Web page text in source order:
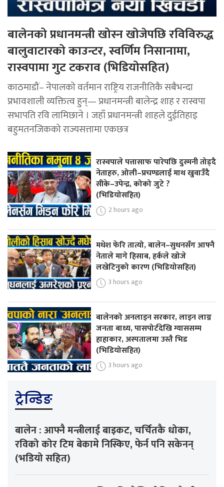
बालेनको प्रधानमन्त्री खोस्न खोजेपछि रविविरुद्ध
बालुवाटारको काउन्टर, स्वर्णिम निसानामा,
रास्वपामा गुट टकराव (भिडियोसहित)
काठमाडौं– नेपालको वर्तमान राष्ट्रिय राजनीतिकै सबैभन्दा
प्रभावशाली व्यक्तित्व हुन्— प्रधानमन्त्री बालेन्द्र शाह र रास्वपा
सभापति रवि लामिछाने । जहाँ प्रधानमन्त्री शाहले दुईतिहाइ
बहुमतनजिकको राज्यसत्तामा एकछत्र
रास्वपाले पत्तासाफ पारेपछि दुस्मनी तोड्दै
नेताहरु, ओली–प्रचण्डलाई माथ खुवाउँदै
सीके–उपेन्द्र, कोको जुटे ?
(भिडियोसहित)
2 hours ago
मधेश फेरि तात्यो, बालेन–सुधनसँग आफ्नै
नेताले मागे हिसाब, हर्कले खोजे
लखेटिनुको कारण (भिडियोसहित)
3 hours ago
बालेनको अनलाइन सरकार, लाइन लाग्न
जनता बाध्य, पासपोर्टदेखि ग्याससम्म
हाहाकार, अस्पतालमा उस्तै भिड
(भिडियोसहित)
3 hours ago
ट्रेन्डिङ
बालेन : आफ्नै मन्त्रीलाई बाइकट, चर्चितकै धोका,
रविको कोर टिम बेकामे निस्किए, फेर्न पनि सकेनन्
(भडियो सहित)